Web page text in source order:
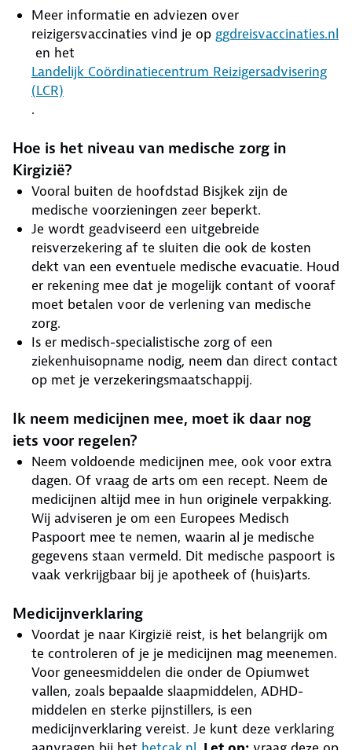
Meer informatie en adviezen over
reizigersvaccinaties vind je op ggdreisvaccinaties.nl
en het
Landelijk Coördinatiecentrum Reizigersadvisering
(LCR)
.
Hoe is het niveau van medische zorg in
Kirgizië?
Vooral buiten de hoofdstad Bisjkek zijn de
medische voorzieningen zeer beperkt.
Je wordt geadviseerd een uitgebreide
reisverzekering af te sluiten die ook de kosten
dekt van een eventuele medische evacuatie. Houd
er rekening mee dat je mogelijk contant of vooraf
moet betalen voor de verlening van medische
zorg.
Is er medisch-specialistische zorg of een
ziekenhuisopname nodig, neem dan direct contact
op met je verzekeringsmaatschappij.
Ik neem medicijnen mee, moet ik daar nog
iets voor regelen?
Neem voldoende medicijnen mee, ook voor extra
dagen. Of vraag de arts om een recept. Neem de
medicijnen altijd mee in hun originele verpakking.
Wij adviseren je om een Europees Medisch
Paspoort mee te nemen, waarin al je medische
gegevens staan vermeld. Dit medische paspoort is
vaak verkrijgbaar bij je apotheek of (huis)arts.
Medicijnverklaring
Voordat je naar Kirgizië reist, is het belangrijk om
te controleren of je je medicijnen mag meenemen.
Voor geneesmiddelen die onder de Opiumwet
vallen, zoals bepaalde slaapmiddelen, ADHD-
middelen en sterke pijnstillers, is een
medicijnverklaring vereist. Je kunt deze verklaring